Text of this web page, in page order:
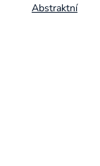
Abstraktní